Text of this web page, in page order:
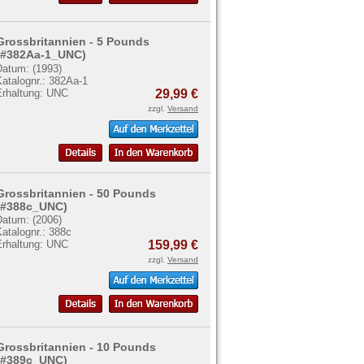
- 5 Pounds
1_UNC)
(1993)
382Aa-1
UNC
29,99 €
zzgl. Versand
- 50 Pounds
(2006)
388c
UNC
159,99 €
zzgl. Versand
- 10 Pounds